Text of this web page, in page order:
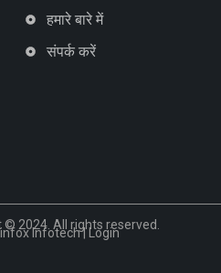
हमारे बारे में
संपर्क करें
2024. All rights reserved.
Infotech| Login